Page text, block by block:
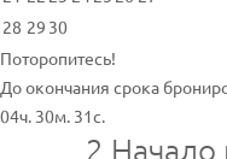
28 29 30
Поторопитесь!
До окончания срока
04ч. 30м. 31с.
2 Начало